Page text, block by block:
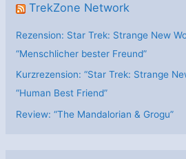
TrekZone Network
Rezension: Star Trek: Strange New
“Menschlicher bester Freund”
Kurzrezension: “Star Trek: Strange
“Human Best Friend”
Review: “The Mandalorian & Grogu”